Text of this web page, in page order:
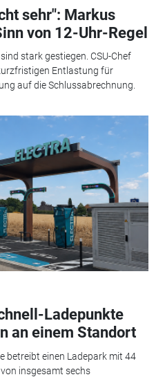
sehr": Markus
von 12-Uhr-Regel
stark gestiegen. CSU-Chef
Entlastung für
auf die Schlussabrechnung.
Ladepunkte
an einem Standort
betreibt einen Ladepark mit 44
insgesamt sechs